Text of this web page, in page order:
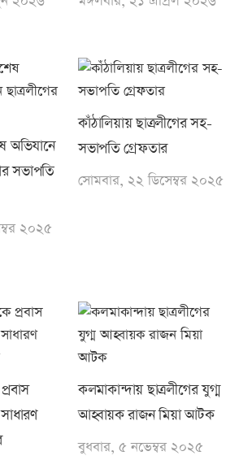
অভিযানে
সভাপতি
২০২৫
কাঁঠালিয়ায় ছাত্রলীগের সহ-
সভাপতি গ্রেফতার
সোমবার, ২২ ডিসেম্বর ২০২৫
কলমাকান্দায় ছাত্রলীগের যুগ্ম
আহ্বায়ক রাজন মিয়া আটক
বুধবার, ৫ নভেম্বর ২০২৫